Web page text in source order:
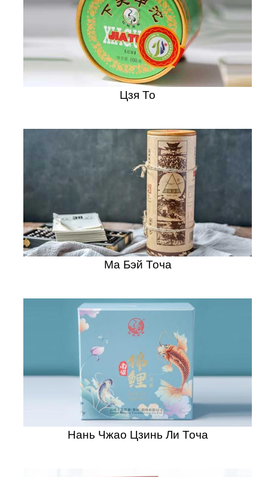
Цзя То
Ма Бэй Точа
Нань Чжао Цзинь Ли Точа